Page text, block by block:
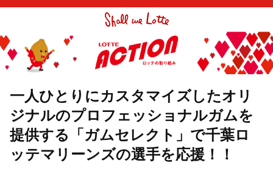
一人ひとりにカスタマイズしたオリ
ジナルのプロフェッショナルガムを
提供する「ガムセレクト」で千葉ロ
ッテマリーンズの選手を応援！！